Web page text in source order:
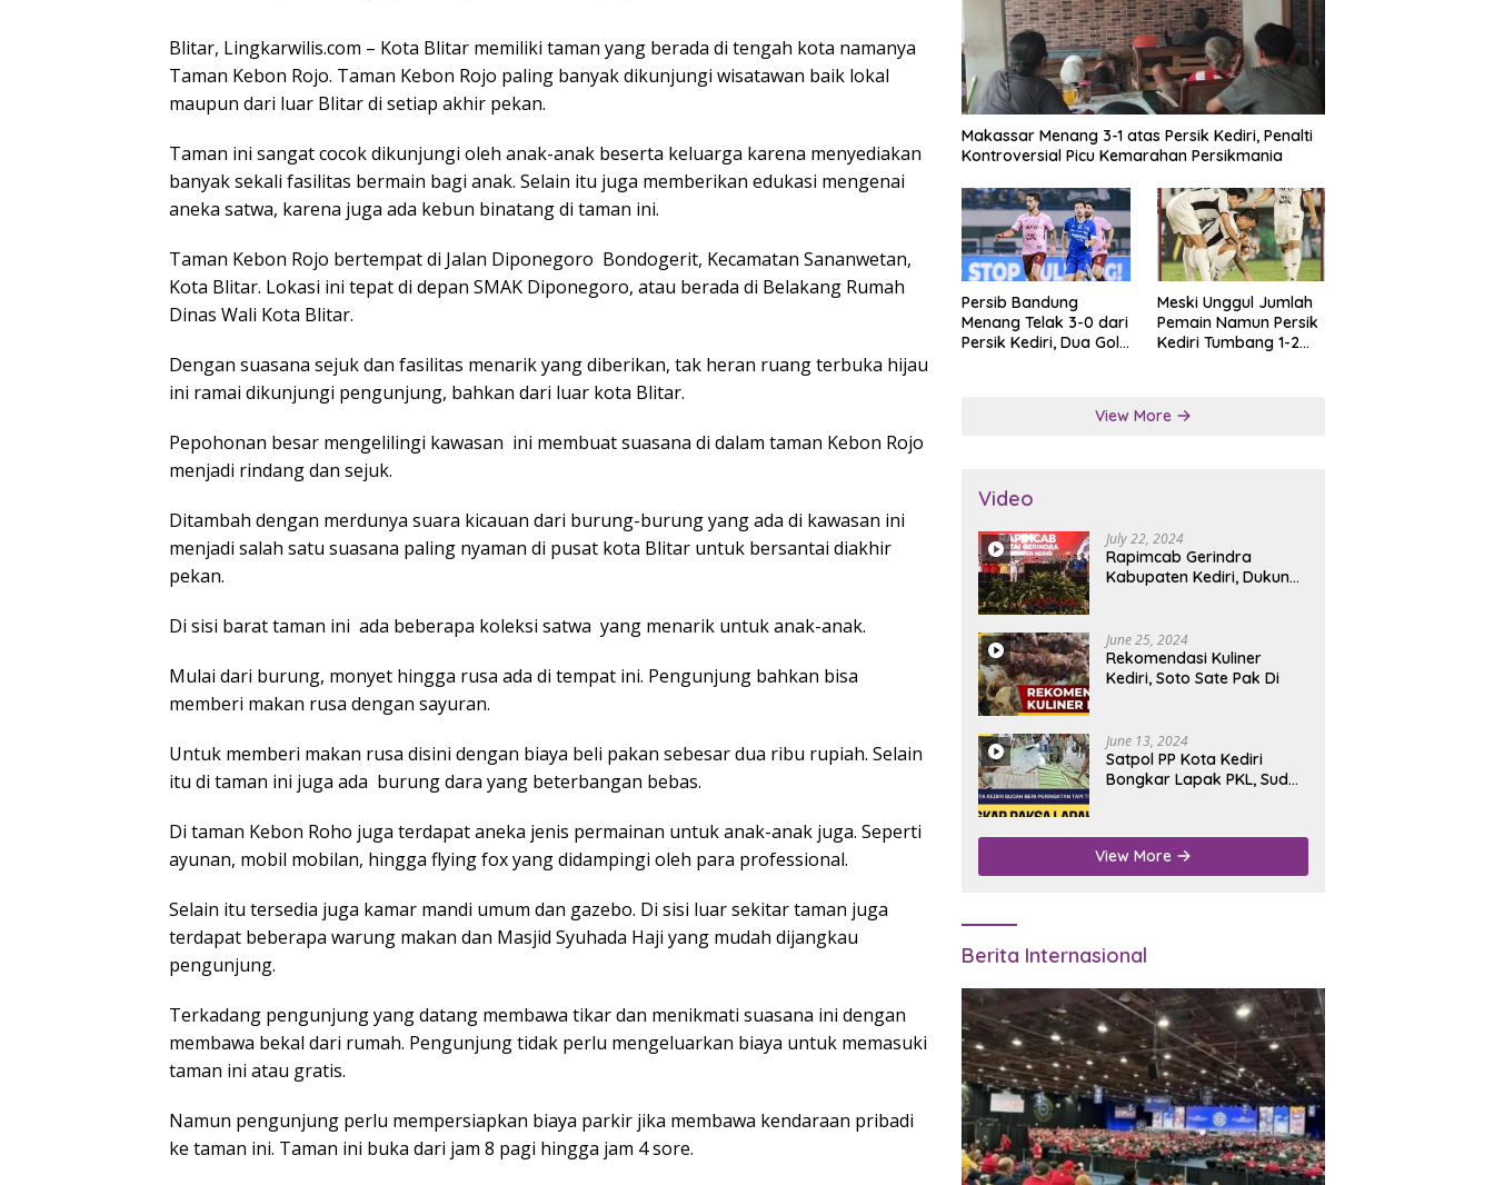
Blitar, Lingkarwilis.com – Kota Blitar memiliki taman yang berada di tengah kota namanya
Taman Kebon Rojo. Taman Kebon Rojo paling banyak dikunjungi wisatawan baik lokal
maupun dari luar Blitar di setiap akhir pekan.
Taman ini sangat cocok dikunjungi oleh anak-anak beserta keluarga karena menyediakan
banyak sekali fasilitas bermain bagi anak. Selain itu juga memberikan edukasi mengenai
aneka satwa, karena juga ada kebun binatang di taman ini.
Taman Kebon Rojo bertempat di Jalan Diponegoro Bondogerit, Kecamatan Sananwetan,
Kota Blitar. Lokasi ini tepat di depan SMAK Diponegoro, atau berada di Belakang Rumah
Dinas Wali Kota Blitar.
Dengan suasana sejuk dan fasilitas menarik yang diberikan, tak heran ruang terbuka hijau
ini ramai dikunjungi pengunjung, bahkan dari luar kota Blitar.
Pepohonan besar mengelilingi kawasan ini membuat suasana di dalam taman Kebon Rojo
menjadi rindang dan sejuk.
Ditambah dengan merdunya suara kicauan dari burung-burung yang ada di kawasan ini
menjadi salah satu suasana paling nyaman di pusat kota Blitar untuk bersantai diakhir
pekan.
Di sisi barat taman ini ada beberapa koleksi satwa yang menarik untuk anak-anak.
Mulai dari burung, monyet hingga rusa ada di tempat ini. Pengunjung bahkan bisa
memberi makan rusa dengan sayuran.
Untuk memberi makan rusa disini dengan biaya beli pakan sebesar dua ribu rupiah. Selain
itu di taman ini juga ada burung dara yang beterbangan bebas.
Di taman Kebon Roho juga terdapat aneka jenis permainan untuk anak-anak juga. Seperti
ayunan, mobil mobilan, hingga flying fox yang didampingi oleh para professional.
Selain itu tersedia juga kamar mandi umum dan gazebo. Di sisi luar sekitar taman juga
terdapat beberapa warung makan dan Masjid Syuhada Haji yang mudah dijangkau
pengunjung.
Terkadang pengunjung yang datang membawa tikar dan menikmati suasana ini dengan
membawa bekal dari rumah. Pengunjung tidak perlu mengeluarkan biaya untuk memasuki
taman ini atau gratis.
Namun pengunjung perlu mempersiapkan biaya parkir jika membawa kendaraan pribadi
ke taman ini. Taman ini buka dari jam 8 pagi hingga jam 4 sore.
Makassar Menang 3-1 atas Persik Kediri, Penalti
Kontroversial Picu Kemarahan Persikmania
Persib Bandung
Menang Telak 3-0 dari
Persik Kediri, Dua Gol
Meski Unggul Jumlah
Pemain Namun Persik
Kediri Tumbang 1-2
View More
Video
July 22, 2024
Rapimcab Gerindra
Kabupaten Kediri, Dukung
June 25, 2024
Rekomendasi Kuliner
Kediri, Soto Sate Pak Di
June 13, 2024
Satpol PP Kota Kediri
Bongkar Lapak PKL, Sudah
View More
Berita Internasional